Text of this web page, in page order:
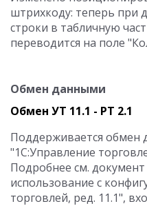
штрихкоду: теперь при
строки в табличную
переводится на поле
Обмен данными
Обмен УТ 11.1 - РТ 2.1
Поддерживается обмен
"1С:Управление
Подробнее см.
использование с
торговлей, ред. 11.1",